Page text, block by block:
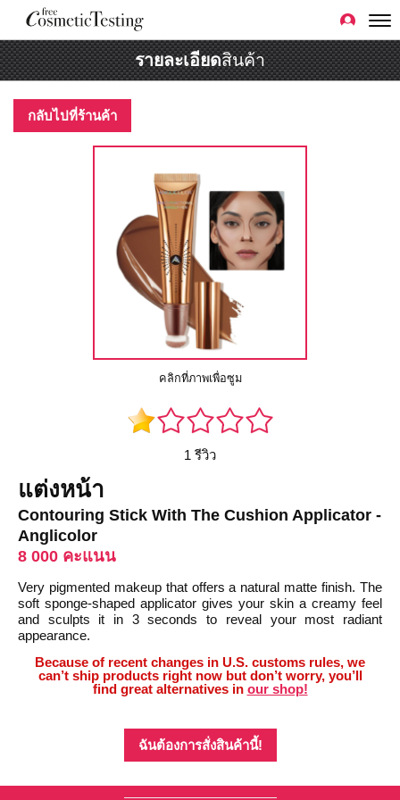
รายละเอียดสินค้า
กลับไปที่ร้านค้า
คลิกที่ภาพเพื่อซูม
1 รีวิว
แต่งหน้า
Contouring Stick With The Cushion Applicator -
Anglicolor
8 000 คะแนน
Very pigmented makeup that offers a natural matte finish. The
soft sponge-shaped applicator gives your skin a creamy feel
and sculpts it in 3 seconds to reveal your most radiant
appearance.
Because of recent changes in U.S. customs rules, we
can’t ship products right now but don’t worry, you’ll
find great alternatives in our shop!
ฉันต้องการสั่งสินค้านี้!